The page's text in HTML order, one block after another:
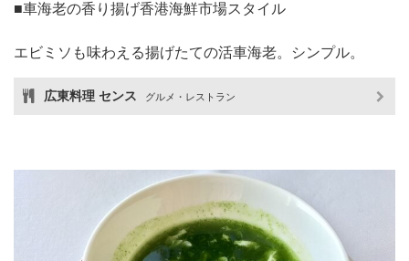
■車海老の香り揚げ香港海鮮市場スタイル
エビミソも味わえる揚げたての活車海老。シンプル。
広東料理 センス グルメ・レストラン